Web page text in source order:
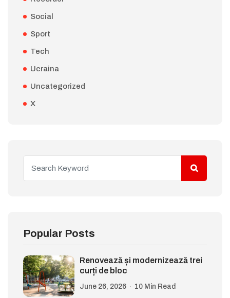
Social
Sport
Tech
Ucraina
Uncategorized
X
Popular Posts
Renovează și modernizează trei
curți de bloc
June 26, 2026 10 Min Read